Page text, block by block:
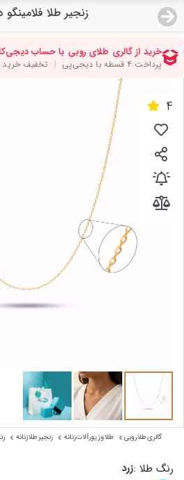
زنجیر طلا فلامینگو
منو
صفحه اصلی
دسته بندی محصولات
نمایندگی ها
مجله روبی
اعطای نمایندگی
4
گالری طلا روبی طلا و زیورآلات زنانه زنجیر طلا زنانه
رنگ طلا :زرد